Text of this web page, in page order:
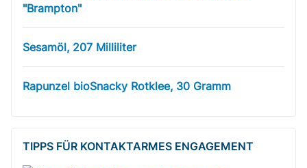
"Brampton"
Sesamöl, 207 Milliliter
Rapunzel bioSnacky Rotklee, 30 Gramm
TIPPS FÜR KONTAKTARMES ENGAGEMENT